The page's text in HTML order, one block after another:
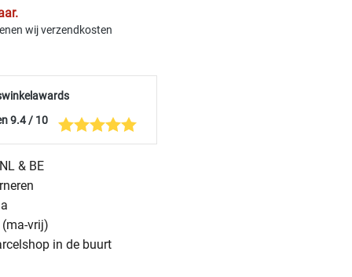
wij verzendkosten
9.4 / 10
& BE
vrij)
in de buurt